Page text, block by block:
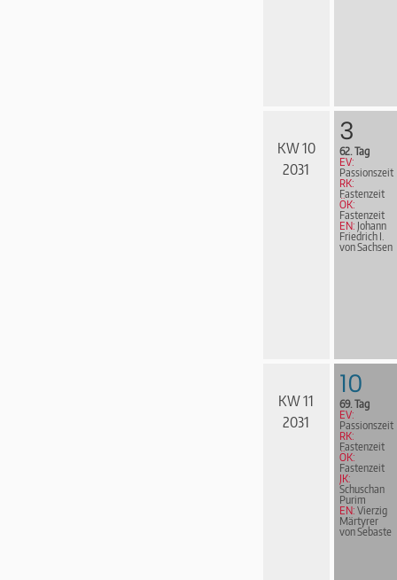
KW 10
2031
3
62. Tag
EV:
Passionszeit
RK:
Fastenzeit
ÖK:
Fastenzeit
EN: Johann
Friedrich I.
von Sachsen
KW 11
2031
10
69. Tag
EV:
Passionszeit
RK:
Fastenzeit
ÖK:
Fastenzeit
JK:
Schuschan
Purim
EN: Vierzig
Märtyrer
von Sebaste